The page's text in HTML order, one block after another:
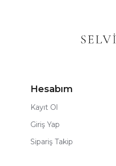
Hesabım
Kayıt Ol
Giriş Yap
Sipariş Takip